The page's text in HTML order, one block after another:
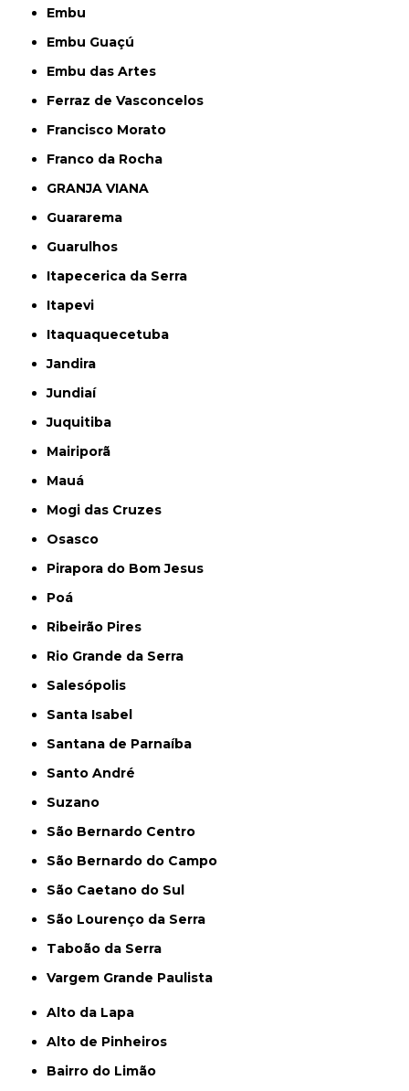
Embu
Embu Guaçú
Embu das Artes
Ferraz de Vasconcelos
Francisco Morato
Franco da Rocha
GRANJA VIANA
Guararema
Guarulhos
Itapecerica da Serra
Itapevi
Itaquaquecetuba
Jandira
Jundiaí
Juquitiba
Mairiporã
Mauá
Mogi das Cruzes
Osasco
Pirapora do Bom Jesus
Poá
Ribeirão Pires
Rio Grande da Serra
Salesópolis
Santa Isabel
Santana de Parnaíba
Santo André
Suzano
São Bernardo Centro
São Bernardo do Campo
São Caetano do Sul
São Lourenço da Serra
Taboão da Serra
Vargem Grande Paulista
Alto da Lapa
Alto de Pinheiros
Bairro do Limão